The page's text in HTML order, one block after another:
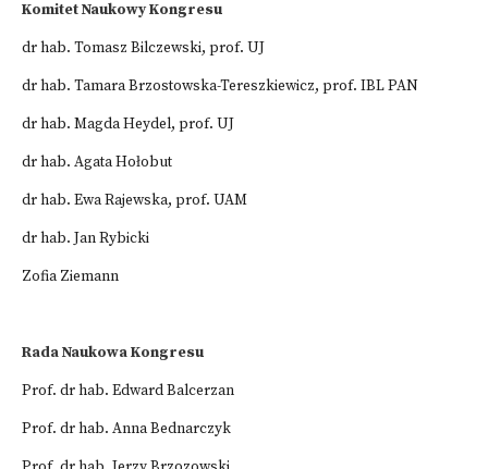
Komitet Naukowy Kongresu
dr hab. Tomasz Bilczewski, prof. UJ
dr hab. Tamara Brzostowska-Tereszkiewicz, prof. IBL PAN
dr hab. Magda Heydel, prof. UJ
dr hab. Agata Hołobut
dr hab. Ewa Rajewska, prof. UAM
dr hab. Jan Rybicki
Zofia Ziemann
Rada Naukowa Kongresu
Prof. dr hab. Edward Balcerzan
Prof. dr hab. Anna Bednarczyk